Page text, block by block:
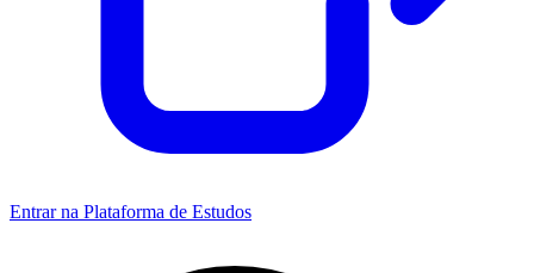
Entrar na Plataforma de Estudos